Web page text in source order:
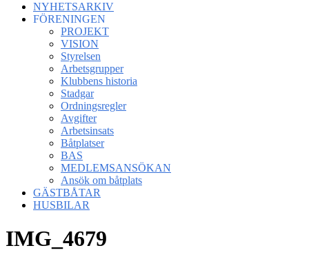
NYHETSARKIV
FÖRENINGEN
PROJEKT
VISION
Styrelsen
Arbetsgrupper
Klubbens historia
Stadgar
Ordningsregler
Avgifter
Arbetsinsats
Båtplatser
BAS
MEDLEMSANSÖKAN
Ansök om båtplats
GÄSTBÅTAR
HUSBILAR
IMG_4679